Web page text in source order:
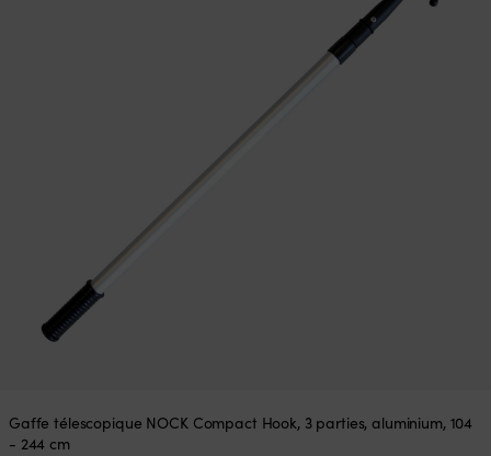
Gaffe télescopique NOCK Compact Hook, 3 parties, aluminium, 104
- 244 cm